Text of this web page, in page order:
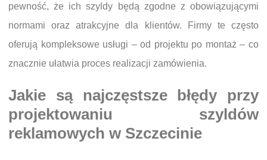
pewność, że ich szyldy będą zgodne z obowiązującymi
normami oraz atrakcyjne dla klientów. Firmy te często
oferują kompleksowe usługi – od projektu po montaż – co
znacznie ułatwia proces realizacji zamówienia.
Jakie są najczęstsze błędy przy
projektowaniu szyldów
reklamowych w Szczecinie